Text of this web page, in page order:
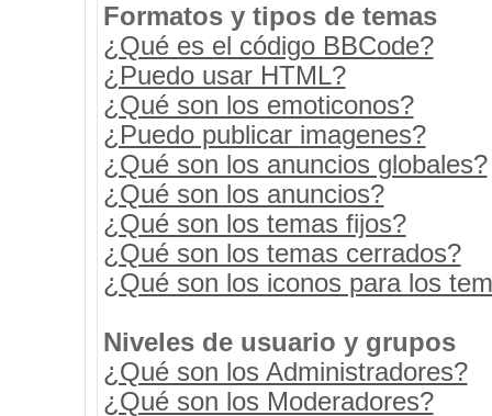
Formatos y tipos de temas
¿Qué es el código BBCode?
¿Puedo usar HTML?
¿Qué son los emoticonos?
¿Puedo publicar imagenes?
¿Qué son los anuncios globales?
¿Qué son los anuncios?
¿Qué son los temas fijos?
¿Qué son los temas cerrados?
¿Qué son los iconos para los
Niveles de usuario y grupos
¿Qué son los Administradores?
¿Qué son los Moderadores?